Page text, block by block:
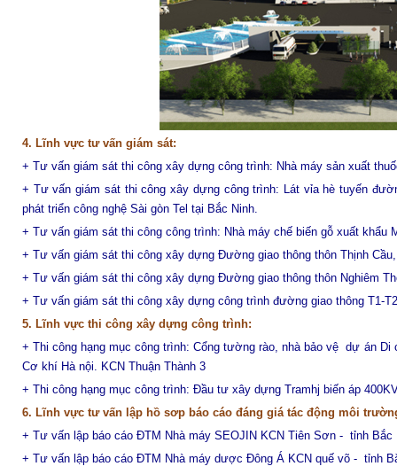
4. Lĩnh vực tư vấn giám sát:
+ Tư vấn giám sát thi công xây dựng công trình: Nhà máy sản xuất
+ Tư vấn giám sát thi công xây dựng công trình: Lát vỉa hè tuyến
phát triển công nghệ Sài gòn Tel tại Bắc Ninh.
+ Tư vấn giám sát thi công công trình: Nhà máy chế biến gỗ xuất khẩu
+ Tư vấn giám sát thi công xây dựng Đường giao thông thôn Thịnh
+ Tư vấn giám sát thi công xây dựng Đường giao thông thôn Nghiêm
+ Tư vấn giám sát thi công xây dựng công trình đường giao thông T1-
5. Lĩnh vực thi công xây dựng công trình:
+ Thi công hạng mục công trình: Cổng tường rào, nhà bảo vệ dự án
Cơ khí Hà nội. KCN Thuận Thành 3
+ Thi công hạng mục công trình: Đầu tư xây dựng Tramhj biến áp
6. Lĩnh vực tư vấn lập hồ sơp báo cáo đáng giá tác động môi
+ Tư vấn lập báo cáo ĐTM Nhà máy SEOJIN KCN Tiên Sơn - tỉnh Bắc
+ Tư vấn lập báo cáo ĐTM Nhà máy dược Đông Á KCN quế võ - tỉnh